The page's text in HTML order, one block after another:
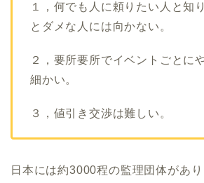
１，何でも人に頼りたい人と知
とダメな人には向かない。
２，要所要所でイベントごとに
細かい。
３，値引き交渉は難しい。
日本には約3000程の監理団体があ